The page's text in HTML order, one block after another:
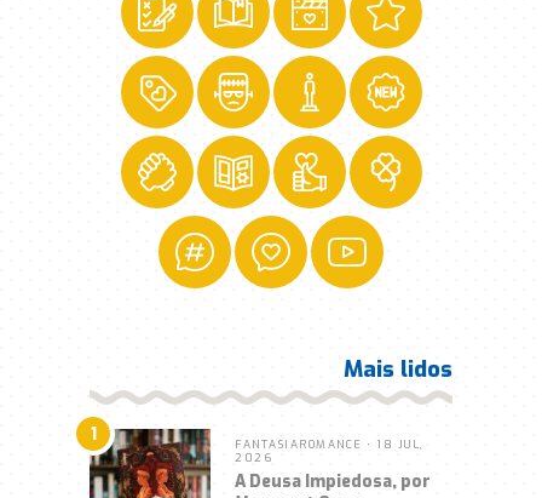
Mais lidos
1 FANTASIAROMANCE • 18 JUL,
2026
A Deusa Impiedosa, por